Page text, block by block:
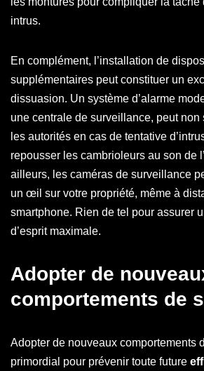
intrus.
En complément, l’installation de
supplémentaires peut constituer un
dissuasion. Un système d’alarme
une centrale de surveillance, peut non
les autorités en cas de tentative
repousser les cambrioleurs au son de
ailleurs, les caméras de surveillance
un œil sur votre propriété, même à
smartphone. Rien de tel pour assurer
d’esprit maximale.
Adopter de
comportements de
Adopter de nouveaux comportements
primordial pour prévenir toute future